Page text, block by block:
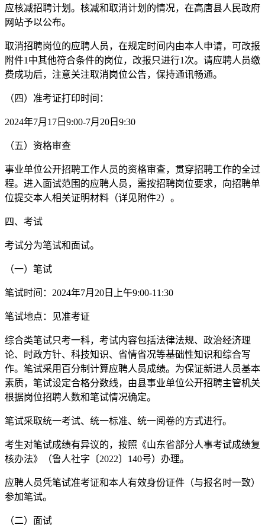
应核减招聘计划。核减和取消计划的情况，在高唐县人民政府
网站予以公布。
取消招聘岗位的应聘人员，在规定时间内由本人申请，可改报
附件1中其他符合条件的岗位，改报只进行1次。请应聘人员缴
费成功后，注意关注取消岗位公告，保持通讯畅通。
（四）准考证打印时间：
2024年7月17日9:00-7月20日9:30
（五）资格审查
事业单位公开招聘工作人员的资格审查，贯穿招聘工作的全过
程。进入面试范围的应聘人员，需按招聘岗位要求，向招聘单
位提交本人相关证明材料（详见附件2）。
四、考试
考试分为笔试和面试。
（一）笔试
笔试时间：2024年7月20日上午9:00-11:30
笔试地点：见准考证
综合类笔试只考一科，考试内容包括法律法规、政治经济理
论、时政方针、科技知识、省情省况等基础性知识和综合写
作。笔试采用百分制计算应聘人员成绩。为保证新进人员基本
素质，笔试设定合格分数线，由县事业单位公开招聘主管机关
根据岗位招聘人数和笔试情况确定。
笔试采取统一考试、统一标准、统一阅卷的方式进行。
考生对笔试成绩有异议的，按照《山东省部分人事考试成绩复
核办法》（鲁人社字〔2022〕140号）办理。
应聘人员凭笔试准考证和本人有效身份证件（与报名时一致）
参加笔试。
（二）面试